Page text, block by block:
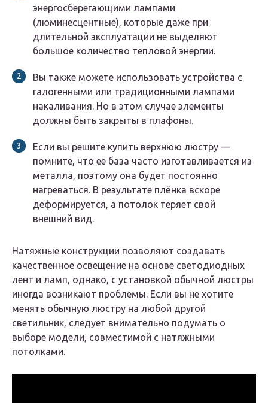
энергосберегающими лампами
(люминесцентные), которые даже при
длительной эксплуатации не выделяют
большое количество тепловой энергии.
Вы также можете использовать устройства с
галогенными или традиционными лампами
накаливания. Но в этом случае элементы
должны быть закрыты в плафоны.
Если вы решите купить верхнюю люстру —
помните, что ее база часто изготавливается из
металла, поэтому она будет постоянно
нагреваться. В результате плёнка вскоре
деформируется, а потолок теряет свой
внешний вид.
Натяжные конструкции позволяют создавать
качественное освещение на основе светодиодных
лент и ламп, однако, с установкой обычной люстры
иногда возникают проблемы. Если вы не хотите
менять обычную люстру на любой другой
светильник, следует внимательно подумать о
выборе модели, совместимой с натяжными
потолками.